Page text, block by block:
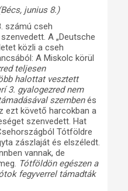
junius 8.)
számú cseh
A „Deutsche
közli a cseh
A Miskolc körül
teljesen
halottat vesztett
3. gyalogezred nem
szembenés
ezt követő harcokban a
szenvedett. Hat
Tótföldre
zászlaját és elszéledt.
vannak, de
Tótföldön egészen a
fegyverrel támadták